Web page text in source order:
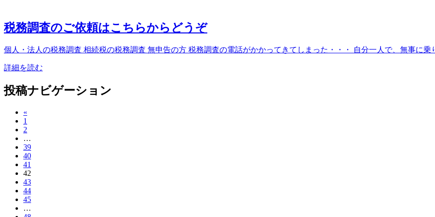
税務調査のご依頼はこちらからどうぞ
個人・法人の税務調査 相続税の税務調査 無申告の方 税務調査の電話がかかってきてしまった・・・ 自分一人で、無事に乗
詳細を読む
投稿ナビゲーション
«
1
2
…
39
40
41
42
43
44
45
…